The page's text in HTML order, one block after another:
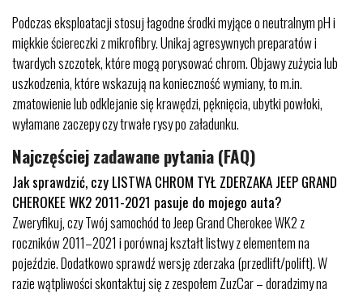
Podczas eksploatacji stosuj łagodne środki myjące o neutralnym pH i
miękkie ściereczki z mikrofibry. Unikaj agresywnych preparatów i
twardych szczotek, które mogą porysować chrom. Objawy zużycia lub
uszkodzenia, które wskazują na konieczność wymiany, to m.in.
zmatowienie lub odklejanie się krawędzi, pęknięcia, ubytki powłoki,
wyłamane zaczepy czy trwałe rysy po załadunku.
Najczęściej zadawane pytania (FAQ)
Jak sprawdzić, czy LISTWA CHROM TYŁ ZDERZAKA JEEP GRAND
CHEROKEE WK2 2011-2021 pasuje do mojego auta?
Zweryfikuj, czy Twój samochód to Jeep Grand Cherokee WK2 z
roczników 2011–2021 i porównaj kształt listwy z elementem na
pojeździe. Dodatkowo sprawdź wersję zderzaka (przedlift/polift). W
razie wątpliwości skontaktuj się z zespołem ZuzCar – doradzimy na